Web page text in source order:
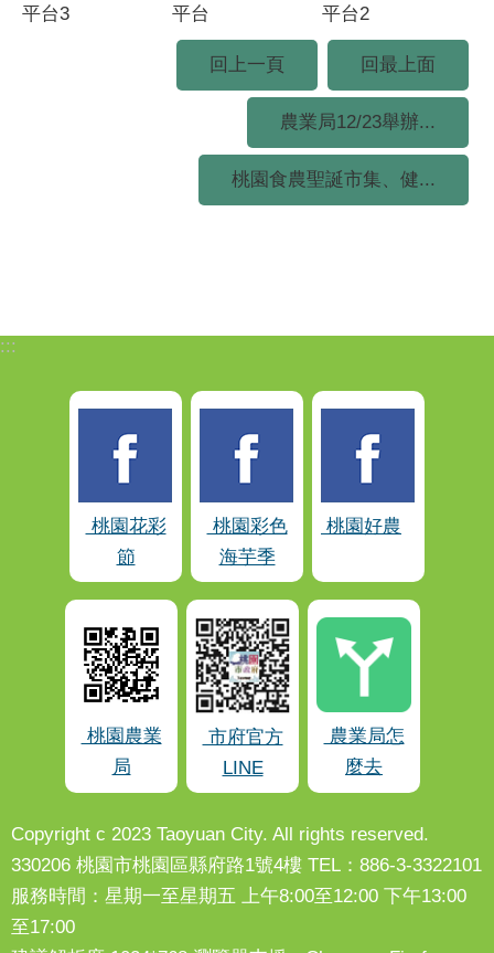
平台3
平台
平台2
回上一頁 回最上面
農業局12/23舉辦...
桃園食農聖誕市集、健...
:::
桃園花彩
節
桃園彩色
海芋季
桃園好農
桃園農業
局
市府官方
LINE
農業局怎
麼去
Copyright c 2023 Taoyuan City. All rights reserved.
330206 桃園市桃園區縣府路1號4樓 TEL：886-3-3322101
服務時間：星期一至星期五 上午8:00至12:00 下午13:00
至17:00